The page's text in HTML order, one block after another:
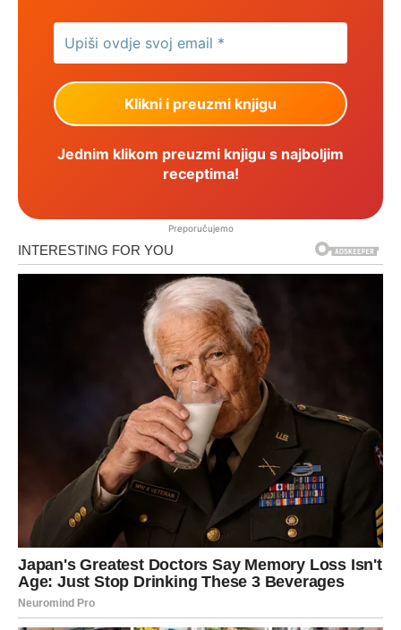
Jednim klikom preuzmi knjigu s najboljim
receptima!
Preporučujemo